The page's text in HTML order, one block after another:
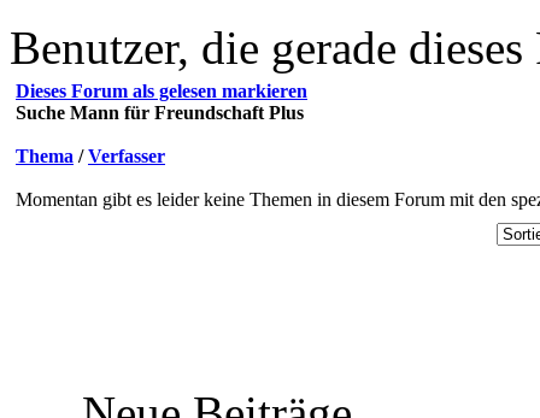
Benutzer, die gerade
Dieses Forum als gelesen markieren
Suche Mann für Freundschaft Plus
Thema /Verfasser
Momentan gibt es leider keine Themen in diesem Forum mit den